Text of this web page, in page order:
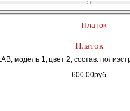
Платок
модель 1, цвет 2, состав:
600.00руб